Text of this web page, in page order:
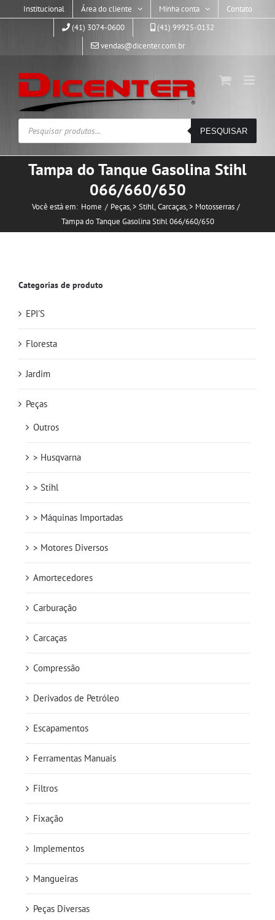
Institucional Área do cliente Minha conta
Contato
(41) 3074-0600
(41) 99925-0132
vendas@dicenter.com.br
Pesquisar
produtos
PESQUISAR
Tampa do Tanque Gasolina Stihl
066/660/650
Você está em: Home Peças > Stihl Carcaças > Motosserras
Tampa do Tanque Gasolina Stihl 066/660/650
Categorias de produto
EPI'S
Floresta
Jardim
Peças
Outros
> Husqvarna
> Stihl
> Máquinas Importadas
> Motores Diversos
Amortecedores
Carburação
Carcaças
Compressão
Derivados de Petróleo
Escapamentos
Ferramentas Manuais
Filtros
Fixação
Implementos
Mangueiras
Peças Diversas